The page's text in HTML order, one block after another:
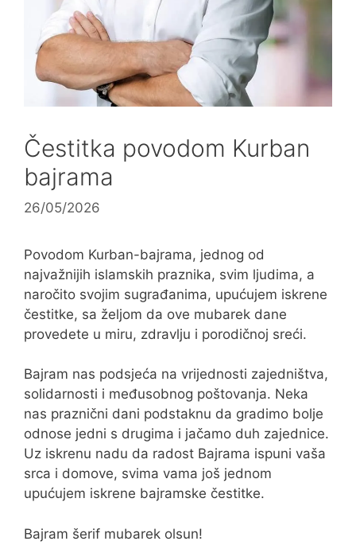
Čestitka povodom Kurban
bajrama
26/05/2026
Povodom Kurban-bajrama, jednog od
najvažnijih islamskih praznika, svim ljudima, a
naročito svojim sugrađanima, upućujem iskrene
čestitke, sa željom da ove mubarek dane
provedete u miru, zdravlju i porodičnoj sreći.
Bajram nas podsjeća na vrijednosti zajedništva,
solidarnosti i međusobnog poštovanja. Neka
nas praznični dani podstaknu da gradimo bolje
odnose jedni s drugima i jačamo duh zajednice.
Uz iskrenu nadu da radost Bajrama ispuni vaša
srca i domove, svima vama još jednom
upućujem iskrene bajramske čestitke.
Bajram šerif mubarek olsun!